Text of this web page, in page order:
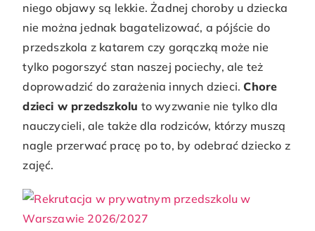
niego objawy są lekkie. Żadnej choroby u dziecka
nie można jednak bagatelizować, a pójście do
przedszkola z katarem czy gorączką może nie
tylko pogorszyć stan naszej pociechy, ale też
doprowadzić do zarażenia innych dzieci.Chore
dzieci w przedszkolu to wyzwanie nie tylko dla
nauczycieli, ale także dla rodziców, którzy muszą
nagle przerwać pracę po to, by odebrać dziecko z
zajęć.